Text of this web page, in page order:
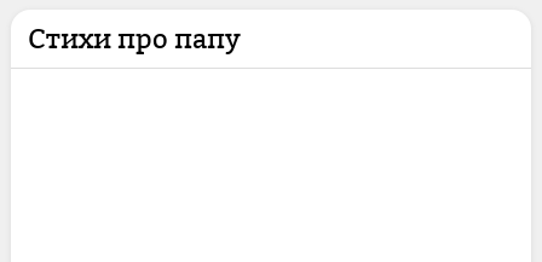
Стихи про папу